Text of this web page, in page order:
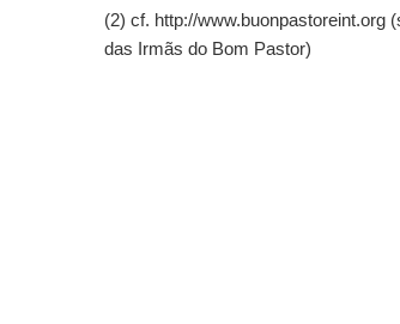
(2) cf. http://www.buonpastoreint.org
das Irmãs do Bom Pastor)